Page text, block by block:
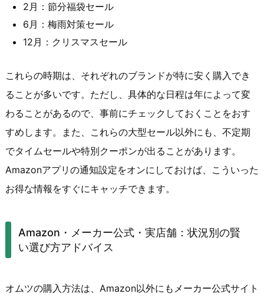
2月：節分福袋セール
6月：梅雨対策セール
12月：クリスマスセール
これらの時期は、それぞれのブランドが特に安く購入でき
ることが多いです。ただし、具体的な日程は年によって変
わることがあるので、事前にチェックしておくことをおす
すめします。また、これらの大型セール以外にも、不定期
でタイムセールや特別クーポンが出ることがあります。
Amazonアプリの通知設定をオンにしておけば、こういった
お得な情報をすぐにキャッチできます。
Amazon・メーカー公式・実店舗：状況別の賢
い選び方アドバイス
オムツの購入方法は、Amazon以外にもメーカー公式サイト